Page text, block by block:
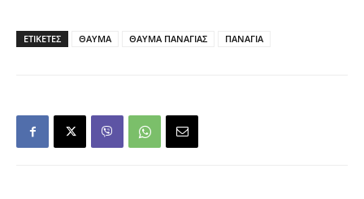
ΕΤΙΚΕΤΕΣ ΘΑΥΜΑ ΘΑΥΜΑ ΠΑΝΑΓΙΑΣ ΠΑΝΑΓΙΑ